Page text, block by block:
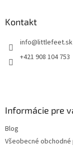
Kontakt
info@littlefeet.sk
+421 908 104 753
Informácie pre
Blog
Všeobecné